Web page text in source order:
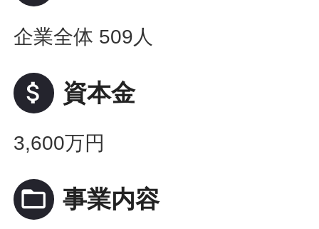
企業全体 509人
attach_money 資本金
3,600万円
folder_open 事業内容